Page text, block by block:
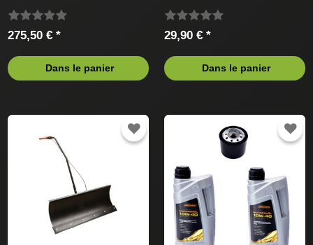
275,50 € *
Dans le panier
29,90 € *
Dans le panier